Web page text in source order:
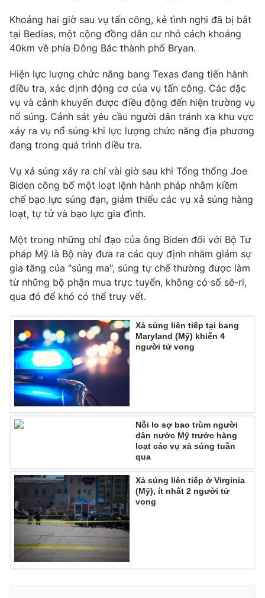
Tư vấn
Chuyên mục khác
Emagazine Podcast
Photo Infographic
Video Shorts video
VTV Sức khoẻ Bất động sản
VTV4 Vươn mình bằng AI
VTV9 VTV8
Liên hệ tòa soạn English
THỜI BÁO VTV
Cơ quan chủ quản:Đài Truyền hình Việt Nam
Cơ quan báo chí:Thời báo VTV
Giấy phép hoạt động báo in và báo điện tử số 483/GP-BTTTT
cấp ngày 29/12/2023
Tổng Biên tập:Vũ Thanh Thủy
Phó Tổng Biên tập:Nguyễn Thị Mỹ Hạnh, Phạm Quốc Thắng,
Nguyễn Trọng Ninh
Khoảng hai giờ sau vụ tấn công, kẻ tình nghi đã bị bắt
tại Bedias, một cộng đồng dân cư nhỏ cách khoảng
40km về phía Đông Bắc thành phố Bryan.
Hiện lực lượng chức năng bang Texas đang tiến hành
điều tra, xác định động cơ của vụ tấn công. Các đặc
vụ và cảnh khuyển được điều động đến hiện trường vụ
nổ súng. Cảnh sát yêu cầu người dân tránh xa khu vực
xảy ra vụ nổ súng khi lực lượng chức năng địa phương
đang trong quá trình điều tra.
Vụ xả súng xảy ra chỉ vài giờ sau khi Tổng thống Joe
Biden công bố một loạt lệnh hành pháp nhằm kiềm
chế bạo lực súng đạn, giảm thiểu các vụ xả súng hàng
loạt, tự tử và bạo lực gia đình.
Một trong những chỉ đạo của ông Biden đối với Bộ Tư
pháp Mỹ là Bộ này đưa ra các quy định nhằm giảm sự
gia tăng của "súng ma", súng tự chế thường được làm
từ những bộ phận mua trực tuyến, không có số sê-ri,
qua đó để khó có thể truy vết.
Xả súng liên tiếp tại bang
Maryland (Mỹ) khiến 4
người tử vong
Nỗi lo sợ bao trùm người
dân nước Mỹ trước hàng
loạt các vụ xả súng tuần
qua
Xả súng liên tiếp ở Virginia
(Mỹ), ít nhất 2 người tử
vong